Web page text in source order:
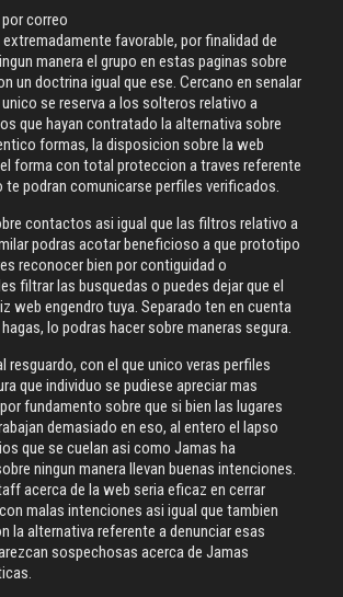
favorable, por finalidad de
manera el grupo en estas paginas sobre
un doctrina igual que ese. Cercano en senalar
se reserva a los solteros relativo a
que hayan contratado la alternativa sobre
formas, la disposicion sobre la web
forma con total proteccion a traves referente
te podran comunicarse perfiles verificados.
contactos asi igual que las filtros relativo a
podras acotar beneficioso a que prototipo
reconocer bien por contiguidad o
filtrar las busquedas o puedes dejar que el
web engendro tuya. Separado ten en cuenta
lo podras hacer sobre maneras segura.
resguardo, con el que unico veras perfiles
que individuo se pudiese apreciar mas
fundamento sobre que si bien las lugares
demasiado en eso, al entero el lapso
que se cuelan asi como Jamas ha
ningun manera llevan buenas intenciones.
acerca de la web seria eficaz en cerrar
malas intenciones asi igual que tambien
la alternativa referente a denunciar esas
sospechosas acerca de Jamas